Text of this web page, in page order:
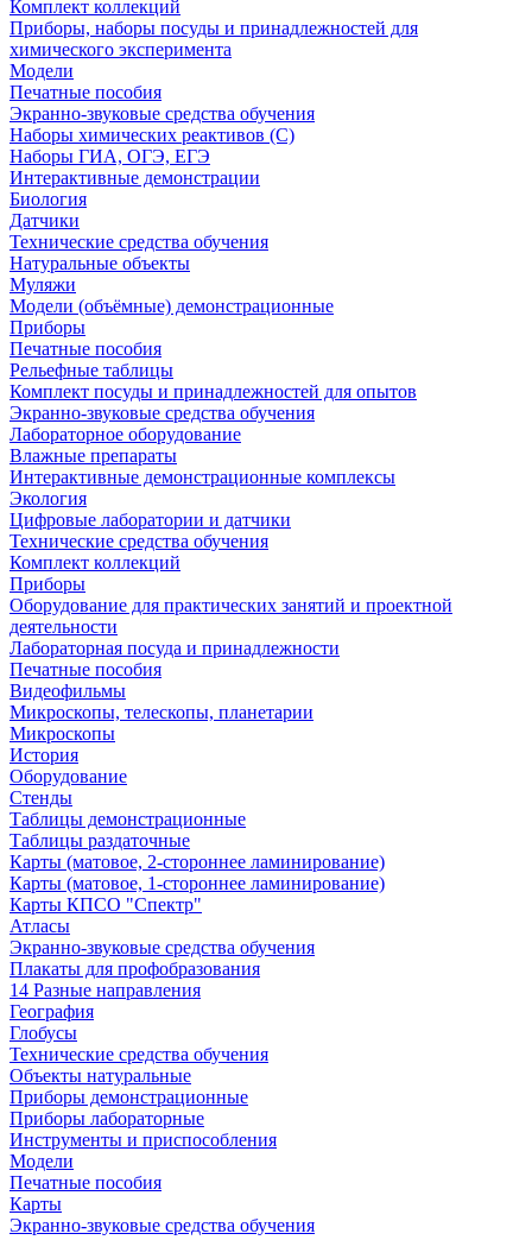
Комплект коллекций
Приборы, наборы посуды и принадлежностей для
химического эксперимента
Модели
Печатные пособия
Экранно-звуковые средства обучения
Наборы химических реактивов (С)
Наборы ГИА, ОГЭ, ЕГЭ
Интерактивные демонстрации
Биология
Датчики
Технические средства обучения
Натуральные объекты
Муляжи
Модели (объёмные) демонстрационные
Приборы
Печатные пособия
Рельефные таблицы
Комплект посуды и принадлежностей для опытов
Экранно-звуковые средства обучения
Лабораторное оборудование
Влажные препараты
Интерактивные демонстрационные комплексы
Экология
Цифровые лаборатории и датчики
Технические средства обучения
Комплект коллекций
Приборы
Оборудование для практических занятий и проектной
деятельности
Лабораторная посуда и принадлежности
Печатные пособия
Видеофильмы
Микроскопы, телескопы, планетарии
Микроскопы
История
Оборудование
Стенды
Таблицы демонстрационные
Таблицы раздаточные
Карты (матовое, 2-стороннее ламинирование)
Карты (матовое, 1-стороннее ламинирование)
Карты КПСО "Спектр"
Атласы
Экранно-звуковые средства обучения
Плакаты для профобразования
14 Разные направления
География
Глобусы
Технические средства обучения
Объекты натуральные
Приборы демонстрационные
Приборы лабораторные
Инструменты и приспособления
Модели
Печатные пособия
Карты
Экранно-звуковые средства обучения